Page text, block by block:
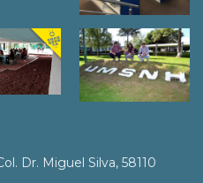
Dr. Miguel Silva, 58110